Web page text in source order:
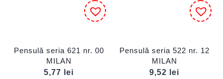
Pensulă seria 621 nr. 00
MILAN
5,77
lei
Pensulă seria 522 nr. 12
MILAN
9,52
lei